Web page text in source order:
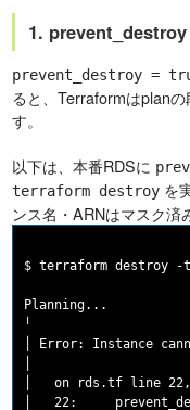
1.
prevent_destroy =
ると、Terraformはplan
す。
以下は、本番RDSに
terraform destroy を
ンス名・ARNはマスク済
$ terraform destroy -
Planning...
╵
│ Error: Instance
│   on rds.tf line 22,
│   22: